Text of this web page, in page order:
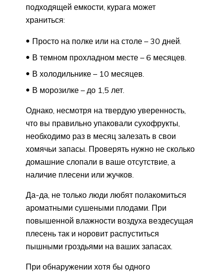
подходящей емкости, курага может
храниться:
Просто на полке или на столе – 30 дней.
В темном прохладном месте – 6 месяцев.
В холодильнике – 10 месяцев.
В морозилке – до 1,5 лет.
Однако, несмотря на твердую уверенность,
что вы правильно упаковали сухофрукты,
необходимо раз в месяц залезать в свои
хомячьи запасы. Проверять нужно не сколько
домашние слопали в ваше отсутствие, а
наличие плесени или жучков.
Да-да, не только люди любят полакомиться
ароматными сушеными плодами. При
повышенной влажности воздуха вездесущая
плесень так и норовит распуститься
пышными гроздьями на ваших запасах.
При обнаружении хотя бы одного